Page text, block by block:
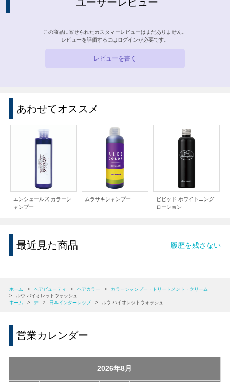
この商品に寄せられたカスタマーレビューはまだありません。
レビューを評価するには ログインが必要です。
レビューを書く
あわせてオススメ
エンシェールズ カラーシ
ャンプー
ムラサキシャンプー
ビビッド ホワイトニング
ローション
最近見た商品 履歴を残さない
ホーム > ヘアビューティ > ヘアカラー >
カラーシャンプー・トリートメント・クリーム
>
ルウ バイオレットウォッシュ
ホーム
> ナ > 日本インターレップ > ルウ バイオレットウォッシュ
営業カレンダー
2026年8月